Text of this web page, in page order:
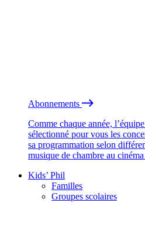
Abonnements
Comme chaque année,
sélectionné pour vous les
sa programmation selon
musique de chambre au
Kids’ Phil
Familles
Groupes scolaires